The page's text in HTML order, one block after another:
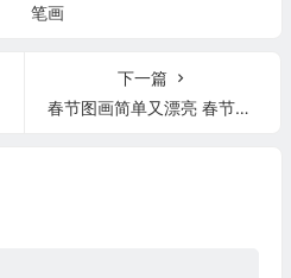
笔画
下一篇
春节图画简单又漂亮 春节图画简单又漂亮美术